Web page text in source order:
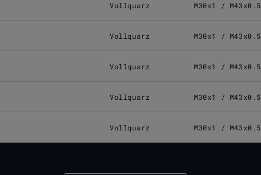
Vollquarz M30x1 / M43x0.5
Vollquarz M30x1 / M43x0.5
Vollquarz M30x1 / M43x0.5
Vollquarz M30x1 / M43x0.5
Vollquarz M30x1 / M43x0.5